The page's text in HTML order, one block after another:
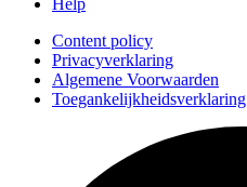
Content policy
Privacyverklaring
Algemene Voorwaarden
Toegankelijkheidsverklaring